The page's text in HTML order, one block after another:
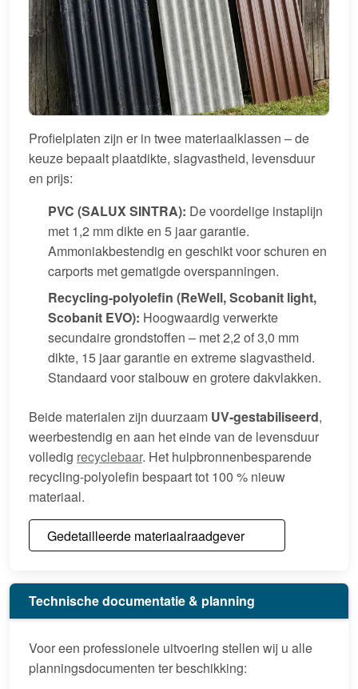
Profielplaten zijn er in twee materiaalklassen – de
keuze bepaalt plaatdikte, slagvastheid, levensduur
en prijs:
PVC (SALUX SINTRA): De voordelige instaplijn
met 1,2 mm dikte en 5 jaar garantie.
Ammoniakbestendig en geschikt voor schuren en
carports met gematigde overspanningen.
Recycling-polyolefin (ReWell, Scobanit light,
Scobanit EVO): Hoogwaardig verwerkte
secundaire grondstoffen – met 2,2 of 3,0 mm
dikte, 15 jaar garantie en extreme slagvastheid.
Standaard voor stalbouw en grotere dakvlakken.
Beide materialen zijn duurzaam UV-gestabiliseerd,
weerbestendig en aan het einde van de levensduur
volledig recyclebaar. Het hulpbronnenbesparende
recycling-polyolefin bespaart tot 100 % nieuw
materiaal.
Gedetailleerde materiaalraadgever
Technische documentatie & planning
Voor een professionele uitvoering stellen wij u alle
planningsdocumenten ter beschikking: